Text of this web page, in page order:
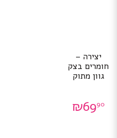
יצירה –
חומרים בצק
גוון מתוק
₪6990